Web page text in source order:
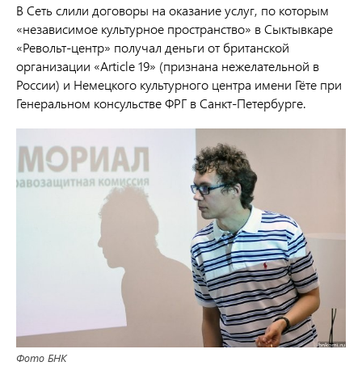
В Сеть слили договоры на оказание услуг, по которым
«независимое культурное пространство» в Сыктывкаре
«Револьт-центр» получал деньги от британской
организации «Article 19» (признана нежелательной в
России) и Немецкого культурного центра имени Гёте при
Генеральном консульстве ФРГ в Санкт-Петербурге.
Фото БНК